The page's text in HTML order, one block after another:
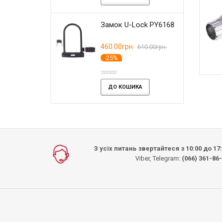
Замок U-Lock PY6168
460.00грн. 610.00грн.
-25%
ДО КОШИКА
ANT+
(2)
З усіх питань звертайтеся з 10:00 до
Viber, Telegram: (066) 361-